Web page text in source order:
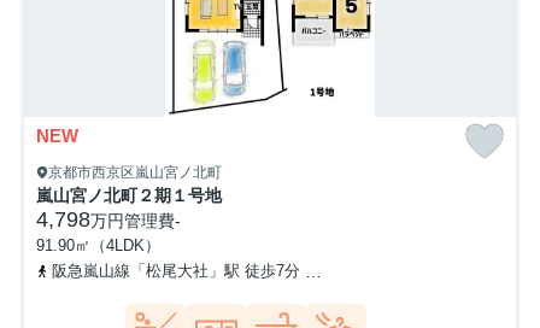
NEW
京都市西京区嵐山宮ノ北町
嵐山宮ノ北町２期１号地
4,798万円管理費-
91.90㎡（4LDK）
阪急嵐山線「松尾大社」駅 徒歩7分